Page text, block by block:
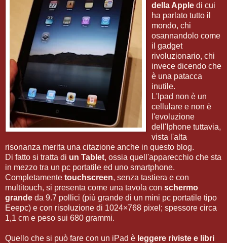
della Apple di cui
ha parlato tutto il
mondo, chi
osannandolo come
il gadget
rivoluzionario, chi
invece dicendo che
è una patacca
inutile.
L'Ipad non è un
cellulare e non è
l'evoluzione
dell'Iphone tuttavia,
vista l'alta
risonanza merita una citazione anche in questo blog.
Di fatto si tratta di un Tablet, ossia quell'apparecchio che sta
in mezzo tra un pc portatile ed uno smartphone.
Completamente touchscreen, senza tastiera e con
multitouch, si presenta come una tavola con schermo
grande da 9.7 pollici (più grande di un mini pc portatile tipo
Eeepc) e con risoluzione di 1024×768 pixel; spessore circa
1,1 cm e peso sui 680 grammi.
Quello che si può fare con un iPad è leggere riviste e libri